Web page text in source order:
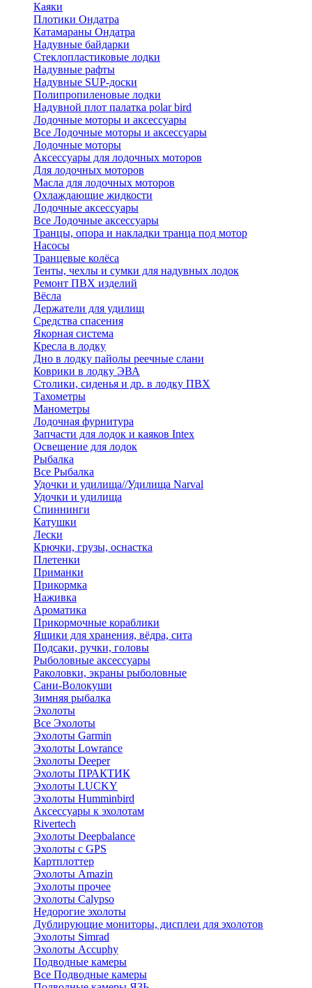
Каяки
Плотики Ондатра
Катамараны Ондатра
Надувные байдарки
Стеклопластиковые лодки
Надувные рафты
Надувные SUP-доски
Полипропиленовые лодки
Надувной плот палатка polar bird
Лодочные моторы и аксессуары
Все Лодочные моторы и аксессуары
Лодочные моторы
Аксессуары для лодочных моторов
Для лодочных моторов
Масла для лодочных моторов
Охлаждающие жидкости
Лодочные аксессуары
Все Лодочные аксессуары
Транцы, опора и накладки транца под мотор
Насосы
Транцевые колёса
Тенты, чехлы и сумки для надувных лодок
Ремонт ПВХ изделий
Вёсла
Держатели для удилищ
Средства спасения
Якорная система
Кресла в лодку
Дно в лодку пайолы реечные слани
Коврики в лодку ЭВА
Столики, сиденья и др. в лодку ПВХ
Тахометры
Манометры
Лодочная фурнитура
Запчасти для лодок и каяков Intex
Освещение для лодок
Рыбалка
Все Рыбалка
Удочки и удилища//Удилища Narval
Удочки и удилища
Спиннинги
Катушки
Лески
Крючки, грузы, оснастка
Плетенки
Приманки
Прикормка
Наживка
Ароматика
Прикормочные кораблики
Ящики для хранения, вёдра, сита
Подсаки, ручки, головы
Рыболовные аксессуары
Раколовки, экраны рыболовные
Сани-Волокуши
Зимняя рыбалка
Эхолоты
Все Эхолоты
Эхолоты Garmin
Эхолоты Lowrance
Эхолоты Deeper
Эхолоты ПРАКТИК
Эхолоты LUCKY
Эхолоты Humminbird
Аксессуары к эхолотам
Rivertech
Эхолоты Deepbalance
Эхолоты с GPS
Картплоттер
Эхолоты Amazin
Эхолоты прочее
Эхолоты Calypso
Недорогие эхолоты
Дублирующие мониторы, дисплеи для эхолотов
Эхолоты Simrad
Эхолоты Accuphy
Подводные камеры
Все Подводные камеры